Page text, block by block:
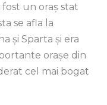
un oraș stat
se afla la
și Sparta și era
orașe din
cel mai bogat